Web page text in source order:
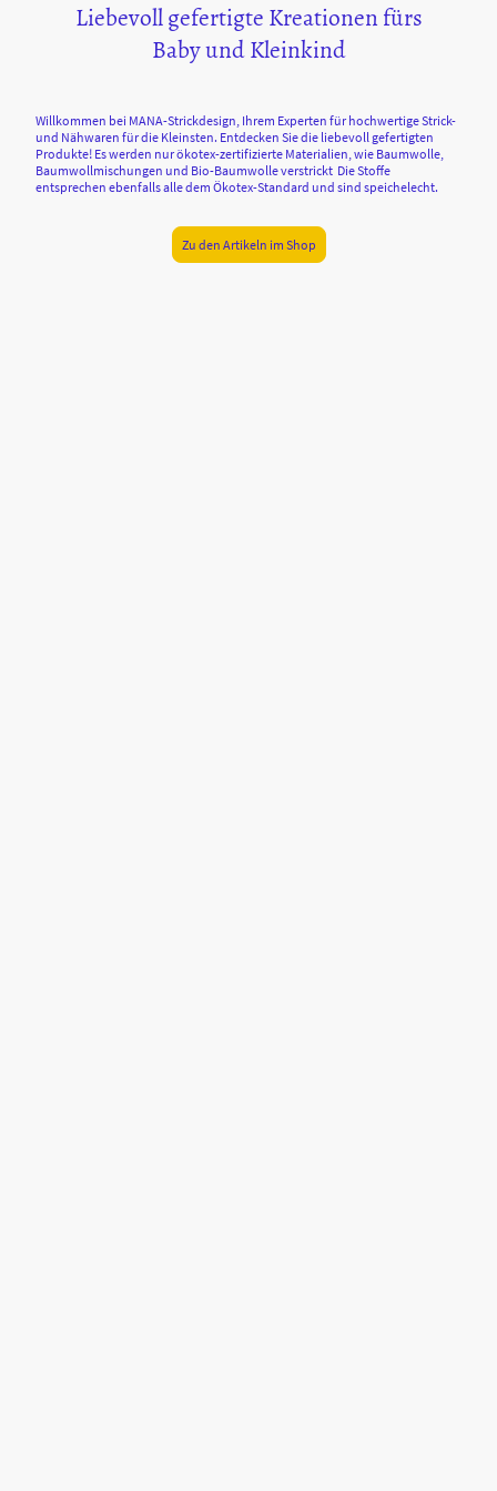
Liebevoll gefertigte Kreationen fürs
Baby und Kleinkind
Willkommen bei MANA-Strickdesign, Ihrem Experten für hochwertige Strick-
und Nähwaren für die Kleinsten. Entdecken Sie die liebevoll gefertigten
Produkte! Es werden nur ökotex-zertifizierte Materialien, wie Baumwolle,
Baumwollmischungen und Bio-Baumwolle verstrickt Die Stoffe
entsprechen ebenfalls alle dem Ökotex-Standard und sind speichelecht.
Zu den Artikeln im Shop